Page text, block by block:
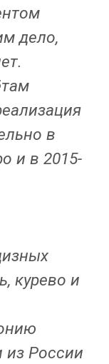
дело,
в
и в 2015-
курево и
России